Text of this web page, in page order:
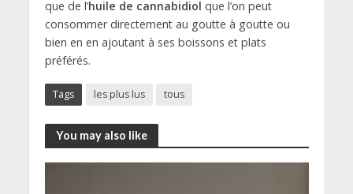
que de l’huile de cannabidiol que l’on peut
consommer directement au goutte à goutte ou
bien en en ajoutant à ses boissons et plats
préférés.
Tags les plus lus tous
You may also like